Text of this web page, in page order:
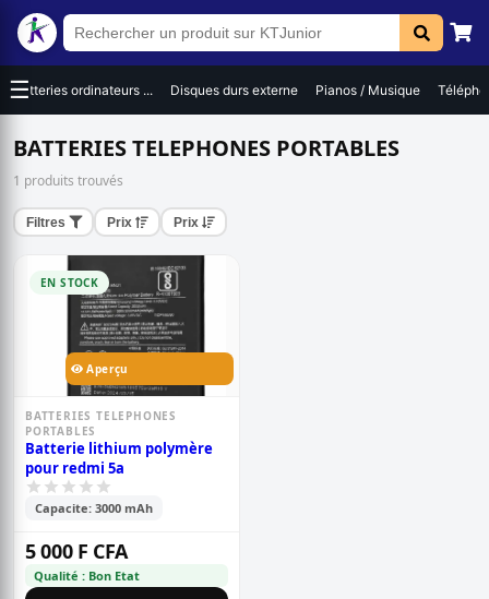
☰
Batteries ordinateurs ... Disques durs externe Pianos / Musique
BATTERIES TELEPHONES PORTABLES
1 produits trouvés
Filtres Prix Prix
EN STOCK
Aperçu
BATTERIES TELEPHONES
PORTABLES
Batterie lithium polymère
pour redmi 5a
Capacite: 3000 mAh
5 000 F CFA
Qualité : Bon Etat